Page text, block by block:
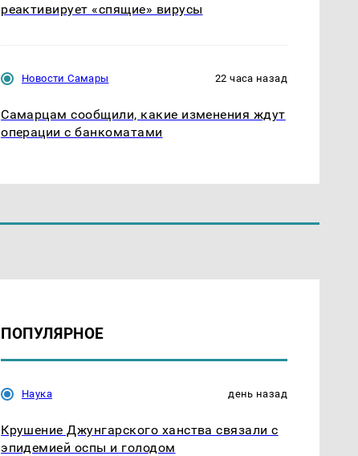
реактивирует «спящие» вирусы
Новости Самары 22 часа назад
Самарцам сообщили, какие изменения ждут
операции с банкоматами
ПОПУЛЯРНОЕ
Наука день назад
Крушение Джунгарского ханства связали с
эпидемией оспы и голодом